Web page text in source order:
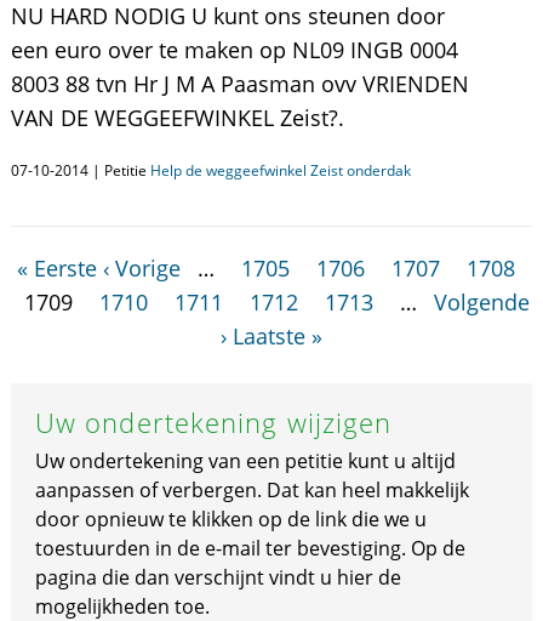
NU HARD NODIG U kunt ons steunen door
een euro over te maken op NL09 INGB 0004
8003 88 tvn Hr J M A Paasman ovv VRIENDEN
VAN DE WEGGEEFWINKEL Zeist?.
07-10-2014 | Petitie Help de weggeefwinkel Zeist onderdak
« Eerste ‹ Vorige … 1705 1706 1707
1708
1709
1710 1711 1712 1713 …
Volgende
› Laatste »
Uw ondertekening wijzigen
Uw ondertekening van een petitie kunt u altijd
aanpassen of verbergen. Dat kan heel makkelijk
door opnieuw te klikken op de link die we u
toestuurden in de e-mail ter bevestiging. Op de
pagina die dan verschijnt vindt u hier de
mogelijkheden toe.